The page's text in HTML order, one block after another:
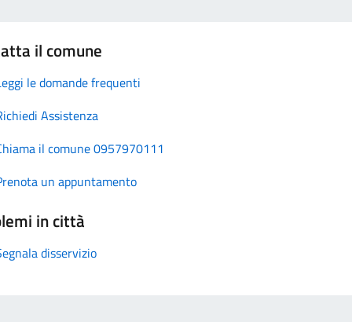
il comune
le domande frequenti
Assistenza
il comune 0957970111
un appuntamento
in città
disservizio